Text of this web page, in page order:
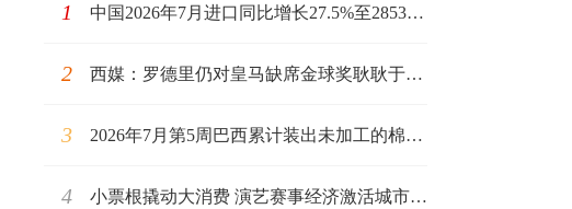
1 中国2026年7月进口同比增长27.5%至2853.5亿美元
2 西媒：罗德里仍对皇马缺席金球奖耿耿于怀，他理解为皇马历史性的轻慢 观焦点
3 2026年7月第5周巴西累计装出未加工的棉花15.5万吨
4 小票根撬动大消费 演艺赛事经济激活城市新流量-即时看